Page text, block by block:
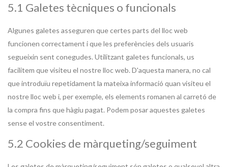
5.1 Galetes tècniques o funcionals
Algunes galetes asseguren que certes parts del lloc web
funcionen correctament i que les preferències dels usuaris
segueixin sent conegudes. Utilitzant galetes funcionals, us
facilitem que visiteu el nostre lloc web. D'aquesta manera, no cal
que introduïu repetidament la mateixa informació quan visiteu el
nostre lloc web i, per exemple, els elements romanen al carretó de
la compra fins que hàgiu pagat. Podem posar aquestes galetes
sense el vostre consentiment.
5.2 Cookies de màrqueting/seguiment